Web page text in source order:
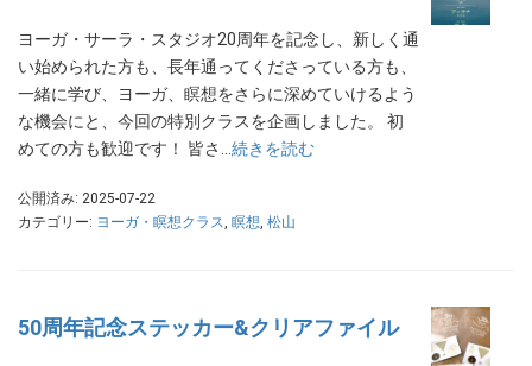
ヨーガ・サーラ・スタジオ20周年を記念し、新しく通
い始められた方も、長年通ってくださっている方も、
一緒に学び、ヨーガ、瞑想をさらに深めていけるよう
な機会にと、今回の特別クラスを企画しました。 初
めての方も歓迎です！ 皆さ… 続きを読む
公開済み: 2025-07-22
カテゴリー: ヨーガ・瞑想クラス, 瞑想, 松山
50周年記念ステッカー&クリアファイル